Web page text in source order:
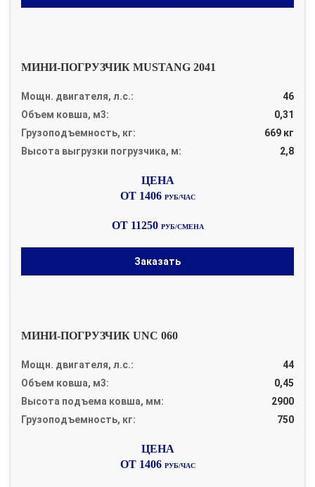
МИНИ-ПОГРУЗЧИК MUSTANG 2041
Мощн. двигателя, л.с.:
46
Объем ковша, м3:
0,31
Грузоподъемность, кг:
669 кг
Высота выгрузки погрузчика, м:
2,8
ОТ 1406 РУБ/ЧАС
ОТ 11250 РУБ/СМЕНА
Заказать
МИНИ-ПОГРУЗЧИК UNC 060
Мощн. двигателя, л.с.:
44
Объем ковша, м3:
0,45
Высота подъема ковша, мм:
2900
Грузоподъемность, кг:
750
ОТ 1406 РУБ/ЧАС